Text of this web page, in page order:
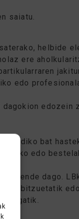
saiatu.
helbide
ere
edo
edozein
mediko bat
edo
mende dago.
zerbitzuetatik